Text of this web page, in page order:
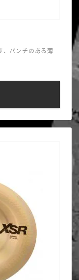
、パンチのある薄